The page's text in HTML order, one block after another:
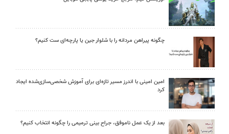
چگونه پیراهن مردانه را با شلوار جین یا پارچه‌ای ست کنیم؟
امین امینی با اندرز مسیر تازه‌ای برای آموزش شخصی‌سازی‌شده ایجاد
کرد
بعد از یک عمل ناموفق، جراح بینی ترمیمی را چگونه انتخاب کنیم؟